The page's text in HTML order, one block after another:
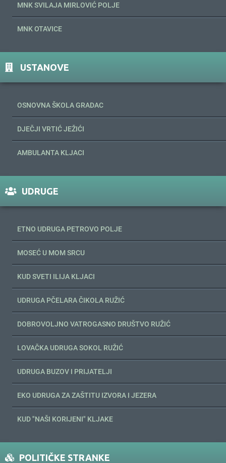
MNK SVILAJA MIRLOVIĆ POLJE
MNK OTAVICE
USTANOVE
OSNOVNA ŠKOLA GRADAC
DJEČJI VRTIĆ JEŽIĆI
AMBULANTA KLJACI
UDRUGE
ETNO UDRUGA PETROVO POLJE
MOSEĆ U MOM SRCU
KUD SVETI ILIJA KLJACI
UDRUGA PČELARA ČIKOLA RUŽIĆ
DOBROVOLJNO VATROGASNO DRUŠTVO RUŽIĆ
LOVAČKA UDRUGA SOKOL RUŽIĆ
UDRUGA BUZOV I PRIJATELJI
EKO UDRUGA ZA ZAŠTITU IZVORA I JEZERA
KUD "NAŠI KORIJENI" KLJAKE
POLITIČKE STRANKE